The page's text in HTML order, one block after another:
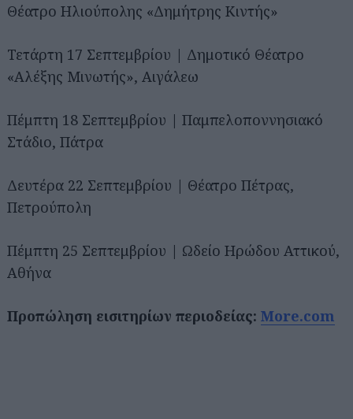
Θέατρο Ηλιούπολης «Δημήτρης Κιντής»
Τετάρτη 17 Σεπτεμβρίου | Δημοτικό Θέατρο
«Αλέξης Μινωτής», Αιγάλεω
Πέμπτη 18 Σεπτεμβρίου | Παμπελοποννησιακό
Στάδιο, Πάτρα
Δευτέρα 22 Σεπτεμβρίου | Θέατρο Πέτρας,
Πετρούπολη
Πέμπτη 25 Σεπτεμβρίου | Ωδείο Ηρώδου Αττικού,
Αθήνα
Προπώληση εισιτηρίων περιοδείας: More.com